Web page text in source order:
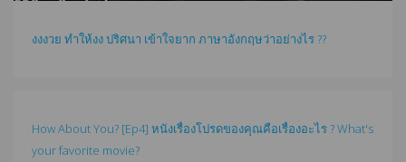
งงงวย ทำให้งง ปริศนา เข้าใจยาก ภาษาอังกฤษว่าอย่างไร ??
How About You? [Ep4] หนังเรื่องโปรดของคุณคือเรื่องอะไร ? What's
your favorite movie?